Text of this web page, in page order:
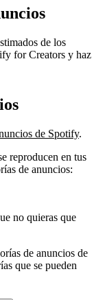
de los
for Creators y haz
de Spotify.
reproducen en tus
de anuncios:
no quieras que
de anuncios de
que se pueden